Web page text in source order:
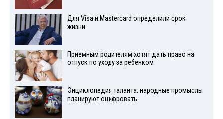
Для Visа и Mastercard определили срок
жизни
Приемным родителям хотят дать право на
отпуск по уходу за ребенком
Энциклопедия таланта: народные промыслы
планируют оцифровать